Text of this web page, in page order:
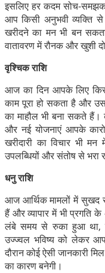
इसलिए हर कदम सोच-
आप किसी अनुभवी
खरीदने का मन भी बन
वातावरण में रौनक और खुशी
वृश्चिक राशि
आज का दिन आपके लिए
काम पूरा हो सकता है और
का माहौल भी बना सकते हैं।
और नई योजनाएं आपके
खरीदारी का विचार भी
उपलब्धियों और संतोष से भरा
धनु राशि
आज आर्थिक मामलों में
हैं और व्यापार में भी प्रगति
लंबे समय से रुका हुआ था,
उज्ज्वल भविष्य को लेकर
दौरान कोई ऐसी जानकारी
का कारण बनेगी।